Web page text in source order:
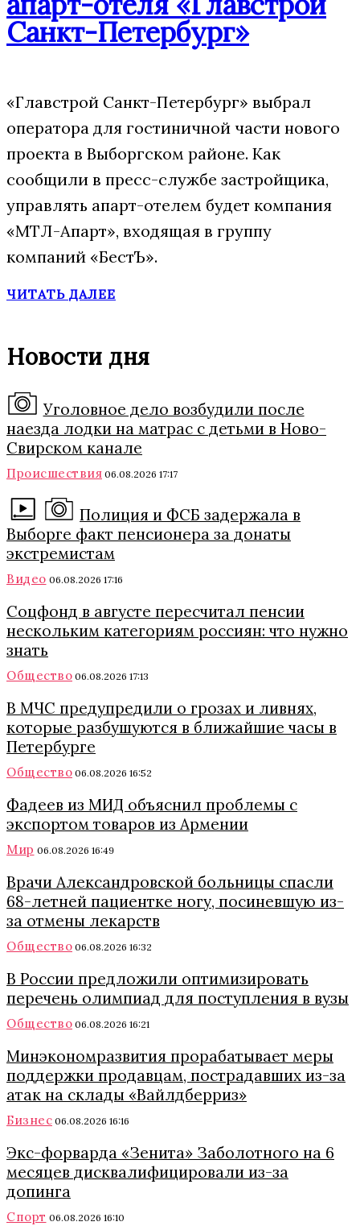
Санкт-Петербург»
«Главстрой Санкт-Петербург» выбрал
оператора для гостиничной части нового
проекта в Выборгском районе. Как
сообщили в пресс-службе застройщика,
управлять апарт-отелем будет компания
«МТЛ-Апарт», входящая в группу
компаний «БестЪ».
ЧИТАТЬ ДАЛЕЕ
Новости дня
Уголовное дело возбудили после
наезда лодки на матрас с детьми в Ново-
Свирском канале
Происшествия 06.08.2026 17:17
Полиция и ФСБ задержала в
Выборге факт пенсионера за донаты
экстремистам
Видео 06.08.2026 17:16
Соцфонд в августе пересчитал пенсии
нескольким категориям россиян: что нужно
знать
Общество 06.08.2026 17:13
В МЧС предупредили о грозах и ливнях,
которые разбушуются в ближайшие часы в
Петербурге
Общество 06.08.2026 16:52
Фадеев из МИД объяснил проблемы с
экспортом товаров из Армении
Мир 06.08.2026 16:49
Врачи Александровской больницы спасли
68-летней пациентке ногу, посиневшую из-
за отмены лекарств
Общество 06.08.2026 16:32
В России предложили оптимизировать
перечень олимпиад для поступления в вузы
Общество 06.08.2026 16:21
Минэкономразвития прорабатывает меры
поддержки продавцам, пострадавших из-за
атак на склады «Вайлдберриз»
Бизнес 06.08.2026 16:16
Экс-форварда «Зенита» Заболотного на 6
месяцев дисквалифицировали из-за
допинга
Спорт 06.08.2026 16:10